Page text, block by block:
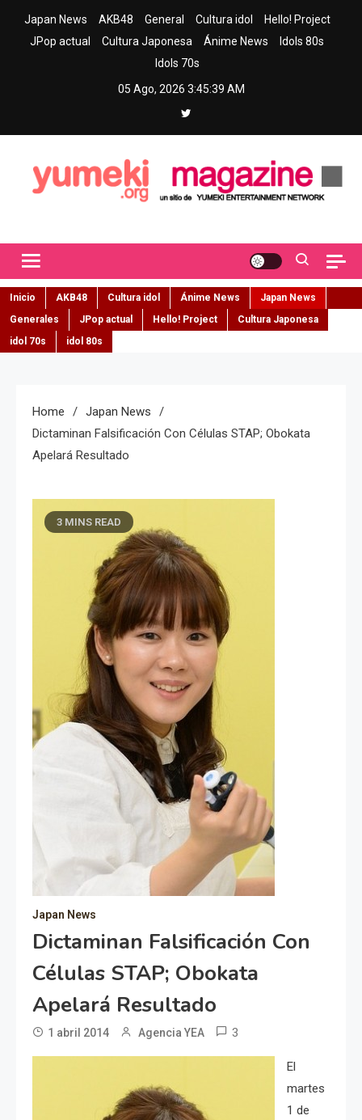
Japan News AKB48 General Cultura idol
Hello! Project
JPop actual
Cultura Japonesa Ánime News
Idols 80s
Idols 70s
05 Ago, 2026 3:45:41 AM
Inicio AKB48 Cultura idol Ánime News
Japan News
Generales
JPop actual Hello! Project
Cultura Japonesa
idol 70s
idol 80s
Home
Japan News
Dictaminan Falsificación Con Células STAP; Obokata
Apelará Resultado
3 MINS READ
Japan News
Dictaminan Falsificación Con
Células STAP; Obokata
Apelará Resultado
1 abril 2014 Agencia YEA 3
El
martes
1 de